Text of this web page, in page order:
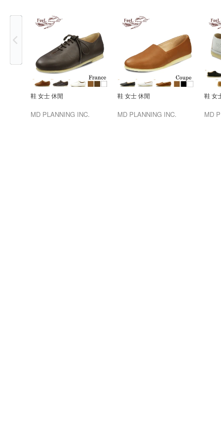
Previous
鞋 女士 休閒
MD PLANNING INC.
鞋 女士 休閒
MD PLANNING INC.
鞋 女
MD